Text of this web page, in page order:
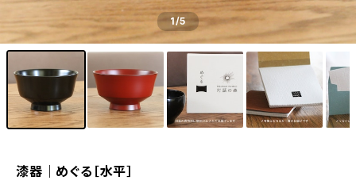
1/5
漆器｜めぐる［水平］